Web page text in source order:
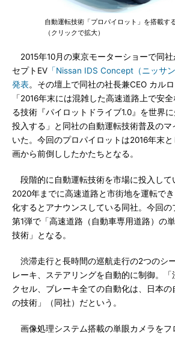
自動運転技術「プロパイロット」を搭載す
（クリックで拡大）
2015年10月の東京モーターショーで同
セプトEV 「Nissan IDS Concept（ニッサ
発表。その壇上で同社の社長兼CEO カル
「2016年末には混雑した高速道路上で安
る技術『パイロットドライブ1.0』を世界
投入する」と同社の自動運転技術普及の
いた。今回のプロパイロットは2016年末
画から前倒ししたかたちとなる。
段階的に自動運転技術を市場に投入して
2020年までに高速道路と市街地を運転で
化するとアナウンスしている同社。今回
第1弾で「高速道路（自動車専用道路）の
技術」となる。
渋滞走行と長時間の巡航走行の2つのシ
レーキ、ステアリングを自動的に制御。
クセル、ブレーキ全ての自動化は、日本
の技術」（同社）だという。
画像処理システム搭載の単眼カメラをフ